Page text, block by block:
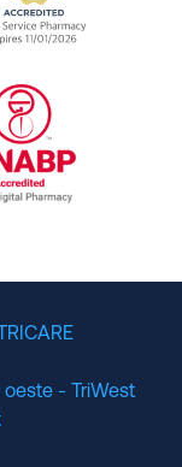
Benefit
URAC
TRICARE
oeste - TriWest